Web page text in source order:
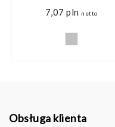
7,07 pln netto
Obsługa klienta